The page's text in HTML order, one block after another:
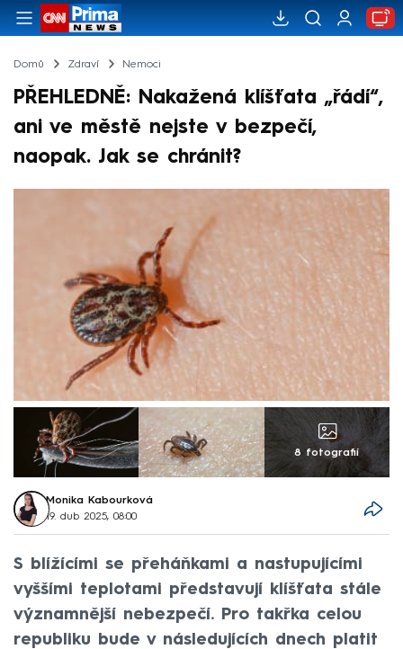
Domů Zdraví Nemoci
PŘEHLEDNĚ: Nakažená klíšťata „řádí“,
ani ve městě nejste v bezpečí,
naopak. Jak se chránit?
8 fotografií
Monika Kabourková
19. dub 2025, 08:00
S blížícími se přeháňkami a nastupujícími
vyššími teplotami představují klíšťata stále
významnější nebezpečí. Pro takřka celou
republiku bude v následujících dnech platit